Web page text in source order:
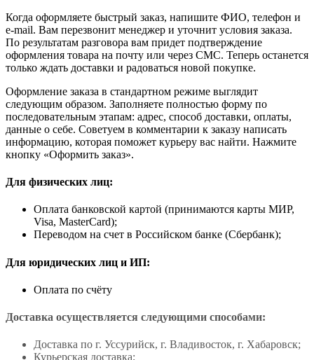
Когда оформляете быстрый заказ, напишите ФИО, телефон и
e-mail. Вам перезвонит менеджер и уточнит условия заказа.
По результатам разговора вам придет подтверждение
оформления товара на почту или через СМС. Теперь останется
только ждать доставки и радоваться новой покупке.
Оформление заказа в стандартном режиме выглядит
следующим образом. Заполняете полностью форму по
последовательным этапам: адрес, способ доставки, оплаты,
данные о себе. Советуем в комментарии к заказу написать
информацию, которая поможет курьеру вас найти. Нажмите
кнопку «Оформить заказ».
Для физических лиц:
Оплата банковской картой (принимаются карты МИР,
Visa, MasterCard);
Переводом на счет в Российском банке (Сбербанк);
Для юридических лиц и ИП:
Оплата по счёту
Доставка осуществляется следующими способами:
Доставка по г. Уссурийск, г. Владивосток, г. Хабаровск;
Курьерская доставка;